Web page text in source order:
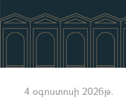
4 օգոստոսի 2026թ.